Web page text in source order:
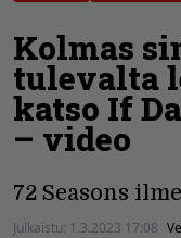
Kolmas
tulevalta
katso If
– video
72 Seasons
Julkaistu: 1.3.2023 17:08